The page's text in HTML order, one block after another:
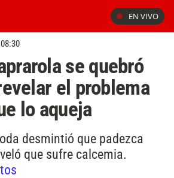
EN VIVO
se quebró
el problema
lo aqueja
desmintió que padezca
que sufre calcemia.